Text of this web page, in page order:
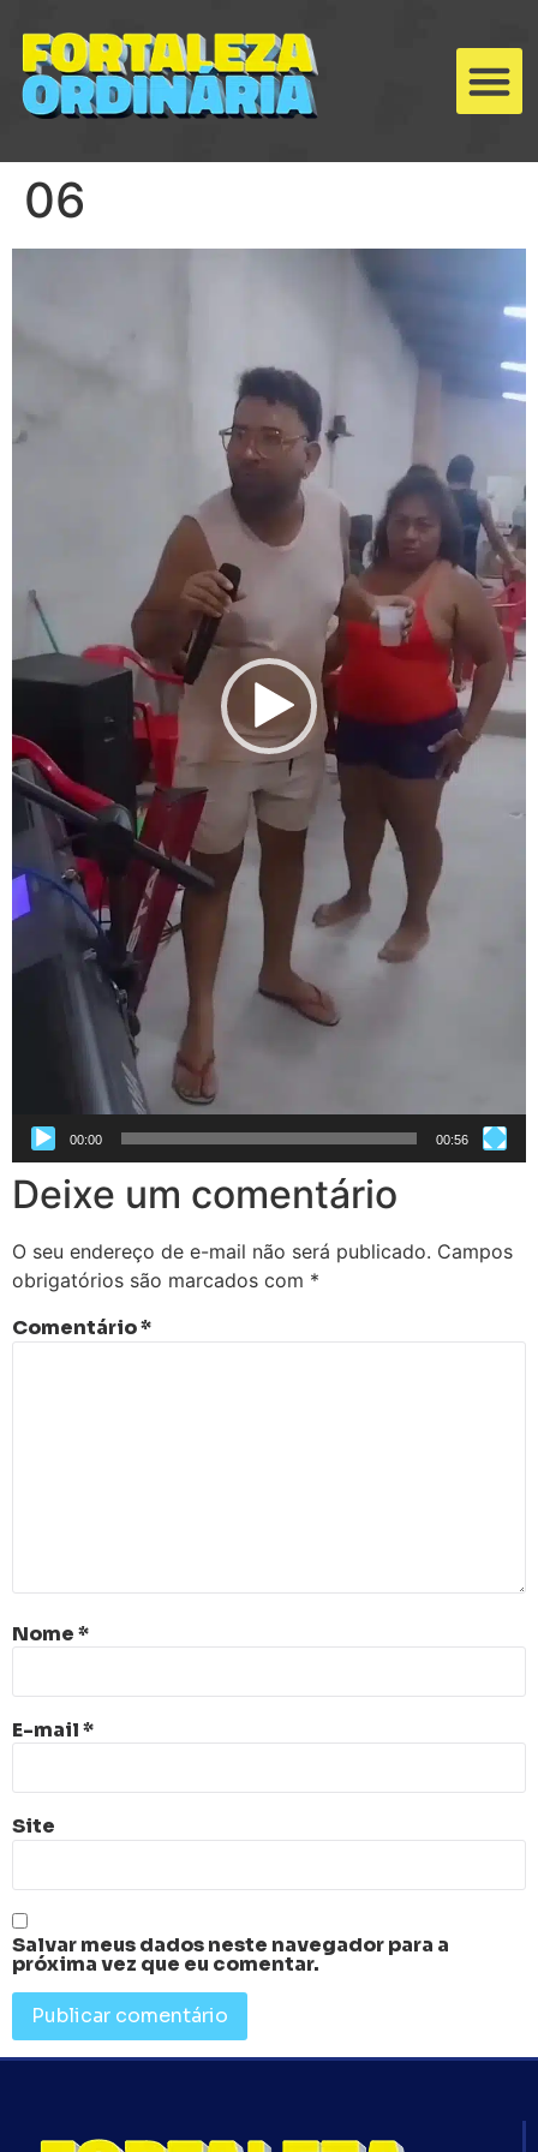
06
00:00 00:56
Deixe um comentário
O seu endereço de e-mail não será publicado. Campos
obrigatórios são marcados com *
Comentário*
Nome*
E-mail*
Site
Salvar meus dados neste navegador para a
próxima vez que eu comentar.